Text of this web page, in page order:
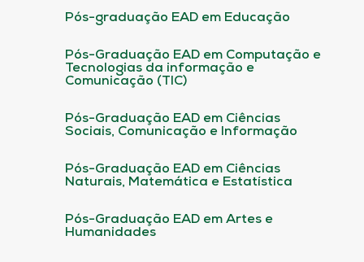
Pós-graduação EAD em Educação
Pós-Graduação EAD em Computação e
Tecnologias da informação e
Comunicação (TIC)
Pós-Graduação EAD em Ciências
Sociais, Comunicação e Informação
Pós-Graduação EAD em Ciências
Naturais, Matemática e Estatística
Pós-Graduação EAD em Artes e
Humanidades